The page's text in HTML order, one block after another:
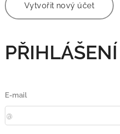
Vytvořit nový účet
PŘIHLÁŠENÍ
E-mail